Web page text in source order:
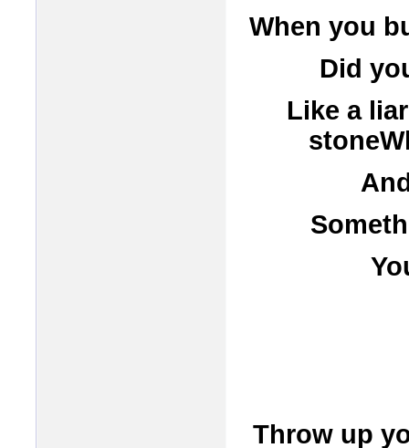
When you
Did
Like a
Throw up